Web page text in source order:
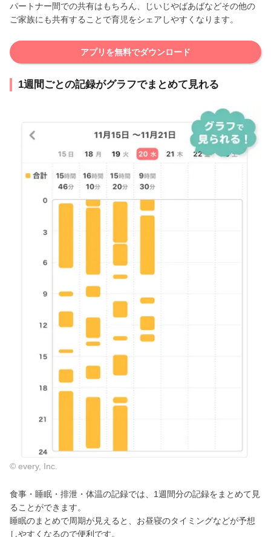
パートナー間での共有はもちろん、じいじやばあばなどその他の
ご家族にも共有することで育児をシェアしやすくなります。
アプリを無料でダウンロード
1週間ごとの記録がグラフでまとめて見れる
© every, Inc.
食事・睡眠・排泄・体温の記録では、1週間分の記録をまとめて見
ることができます。
睡眠のまとめで周期が見えると、お昼寝のタイミングなどが予想
しやすくなるので便利です。